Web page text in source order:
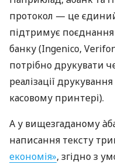
протокол — це
підтримує
банку (Ingenico,
потрібно друкувати
реалізації
касовому принтері).
А у вищезгаданому
написання тексту
економія», згідно з